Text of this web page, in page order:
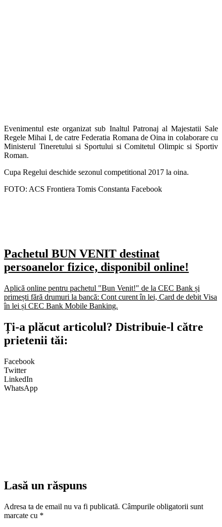
Evenimentul este organizat sub Inaltul Patronaj al Majestatii Sale
Regele Mihai I, de catre Federatia Romana de Oina in colaborare cu
Ministerul Tineretului si Sportului si Comitetul Olimpic si Sportiv
Roman.
Cupa Regelui deschide sezonul competitional 2017 la oina.
FOTO: ACS Frontiera Tomis Constanta Facebook
Pachetul BUN VENIT destinat
persoanelor fizice, disponibil online!
Aplică online pentru pachetul "Bun Venit!" de la CEC Bank și
primești fără drumuri la bancă: Cont curent în lei, Card de debit Visa
în lei și CEC Bank Mobile Banking.​
Ți-a plăcut articolul? Distribuie-l către
prietenii tăi:
Facebook
Twitter
LinkedIn
WhatsApp
Lasă un răspuns
Adresa ta de email nu va fi publicată. Câmpurile obligatorii sunt
marcate cu *